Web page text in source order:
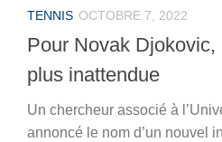
TENNIS OCTOBRE 7, 2022
Pour Novak
plus inattendue
Un chercheur associé à
annoncé le nom d’un nouvel